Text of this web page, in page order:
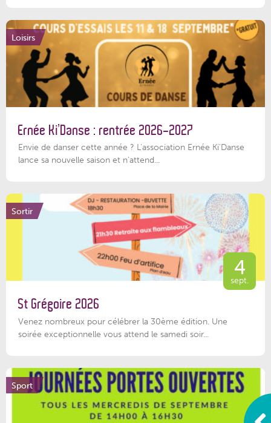
Loisirs
Ernée Ki’Danse : rentrée 2026-2027
Envie de danser cette année ? L'association Ernée Ki'Danse
lance sa nouvelle saison et n'attend...
Sortir
4
sept.
St Grégoire 2026
Venez nombreux pour célébrer la 30ème édition. Une
soirée exceptionnelle vous attend le samedi soir...
Sport